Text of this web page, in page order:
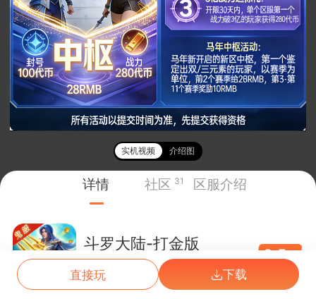
实机视频 介绍图
详情 社区 31 区服介绍
斗罗大陆-打金版
07/17 万魂·唐三80服
3.5折
直接玩 下载